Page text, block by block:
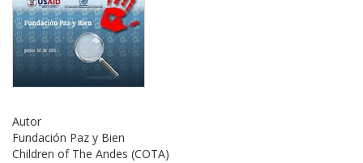
Autor
Fundación Paz y Bien
Children of The Andes (COTA)